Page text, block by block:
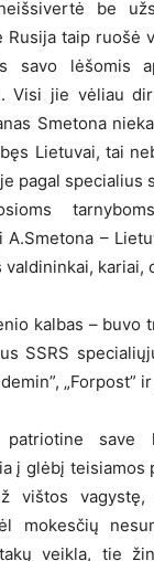
be
Rusija taip ruošė
savo lėšomis
Visi jie vėliau
Smetona
Lietuvai, tai
pagal specialius
–
valdininkai, kariai,
kalbas – buvo
SSRS
„Forpost” ir
save
į glėbį teisiamos
vištos vagystę,
mokesčių
veikla, tie